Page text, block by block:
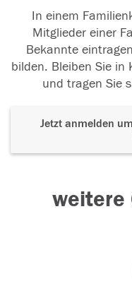
In einem
Mitglieder einer
Bekannte
bilden. Bleiben Sie
und tragen Sie
Jetzt anmelden
weitere